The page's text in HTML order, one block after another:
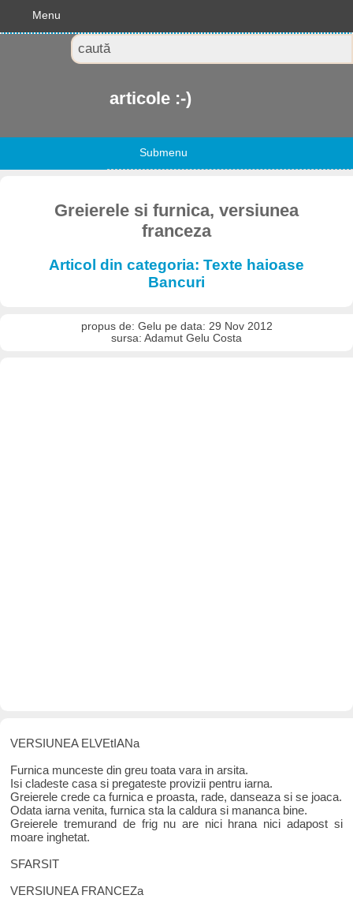
Menu
articole :-)
Submenu
Greierele si furnica, versiunea
franceza
Articol din categoria: Texte haioase
Bancuri
propus de: Gelu pe data: 29 Nov 2012
sursa: Adamut Gelu Costa
VERSIUNEA ELVEtIANa
Furnica munceste din greu toata vara in arsita.
Isi cladeste casa si pregateste provizii pentru iarna.
Greierele crede ca furnica e proasta, rade, danseaza si se joaca.
Odata iarna venita, furnica sta la caldura si mananca bine.
Greierele tremurand de frig nu are nici hrana nici adapost si
moare inghetat.
SFARSIT
VERSIUNEA FRANCEZa